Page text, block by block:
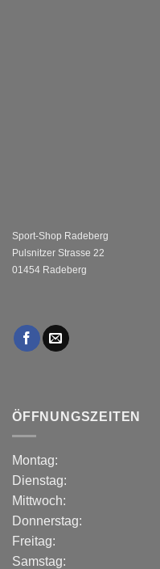
Sport-Shop Radeberg
Pulsnitzer Strasse 22
01454 Radeberg
ÖFFNUNGSZEITEN
Montag:
Dienstag:
Mittwoch:
Donnerstag:
Freitag:
Samstag: